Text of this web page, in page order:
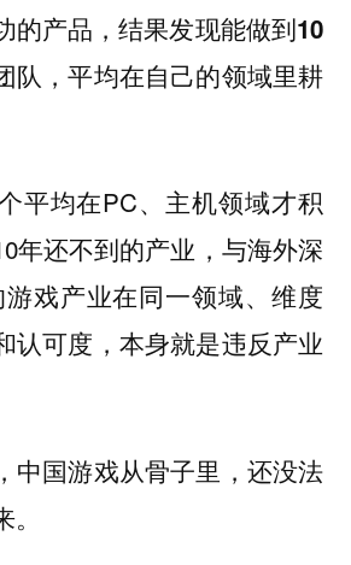
的产品，结果发现能做到10
队，平均在自己的领域里耕
平均在PC、主机领域才积
年还不到的产业，与海外深
戏产业在同一领域、维度
认可度，本身就是违反产业
中国游戏从骨子里，还没法